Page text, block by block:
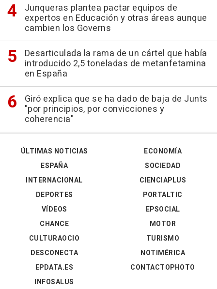
Junqueras plantea pactar equipos de
expertos en Educación y otras áreas aunque
cambien los Governs
Desarticulada la rama de un cártel que había
introducido 2,5 toneladas de metanfetamina
en España
Giró explica que se ha dado de baja de Junts
"por principios, por convicciones y
coherencia"
ÚLTIMAS NOTICIAS
ESPAÑA
INTERNACIONAL
DEPORTES
VÍDEOS
ECONOMÍA
SOCIEDAD
CIENCIAPLUS
PORTALTIC
EPSOCIAL
CHANCE
CULTURAOCIO
DESCONECTA
EPDATA.ES
INFOSALUS
MOTOR
TURISMO
NOTIMÉRICA
CONTACTOPHOTO